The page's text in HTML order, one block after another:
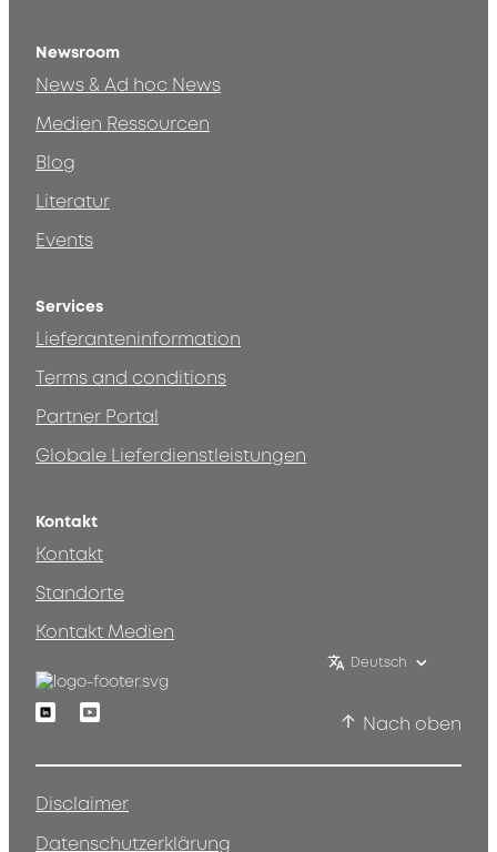
Newsroom
News & Ad hoc News
Medien Ressourcen
Blog
Literatur
Events
Services
Lieferanteninformation
Terms and conditions
Partner Portal
Globale Lieferdienstleistungen
Kontakt
Kontakt
Standorte
Kontakt Medien
Deutsch
LinkedinYoutube
Nach oben
Disclaimer
Datenschutzerklärung